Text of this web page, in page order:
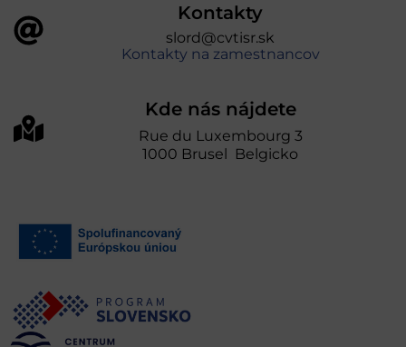
Kontakty
slord@cvtisr.sk
Kontakty na zamestnancov
Kde nás nájdete
Rue du Luxembourg 3
1000 Brusel Belgicko